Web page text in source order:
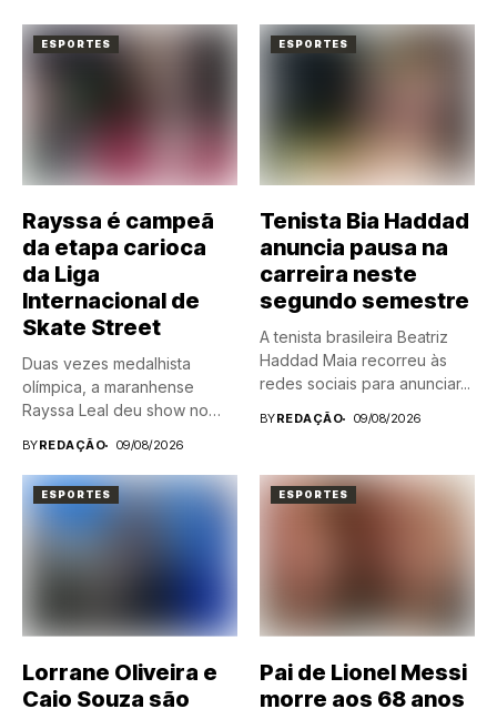
ESPORTES
Rayssa é campeã
da etapa carioca
da Liga
Internacional de
Skate Street
Duas vezes medalhista
olímpica, a maranhense
Rayssa Leal deu show no
BYREDAÇÃO 09/08/2026
ESPORTES
Tenista Bia Haddad
anuncia pausa na
carreira neste
segundo semestre
A tenista brasileira Beatriz
Haddad Maia recorreu às
redes sociais para anunciar...
BYREDAÇÃO 09/08/2026
ESPORTES
Lorrane Oliveira e
Caio Souza são
ESPORTES
Pai de Lionel Messi
morre aos 68 anos